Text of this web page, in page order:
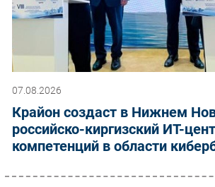
07.08.2026
Крайон создаст в Нижнем
российско-киргизский ИТ-
компетенций в области